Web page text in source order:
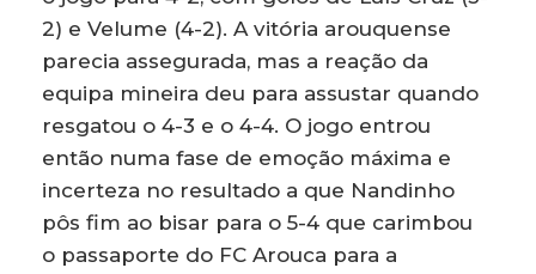
2) e Velume (4-2). A vitória arouquense
parecia assegurada, mas a reação da
equipa mineira deu para assustar quando
resgatou o 4-3 e o 4-4. O jogo entrou
então numa fase de emoção máxima e
incerteza no resultado a que Nandinho
pôs fim ao bisar para o 5-4 que carimbou
o passaporte do FC Arouca para a